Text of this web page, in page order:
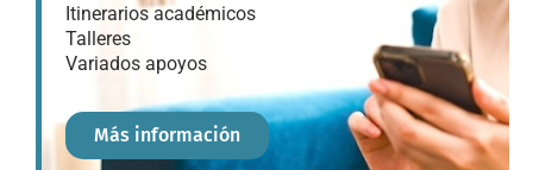
Itinerarios académicos
Talleres
Variados apoyos
Más información